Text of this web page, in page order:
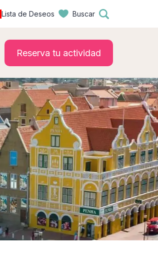
Lista de Deseos Buscar
Reserva tu actividad